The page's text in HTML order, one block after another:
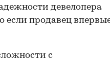
девелопера
если продавец
с